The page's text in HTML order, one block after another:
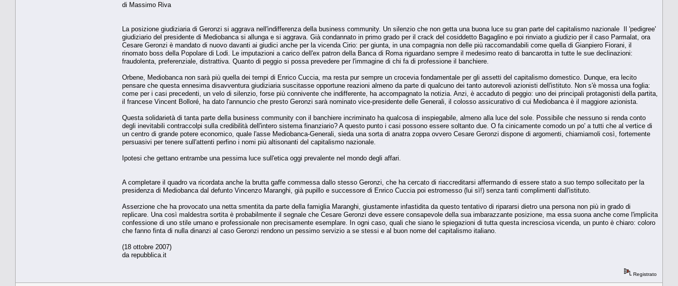
di Massimo Riva
La posizione giudiziaria di Geronzi si aggrava nell'indifferenza della business community. Un silenzio che non getta una buona luce su gran parte del capitalismo nazionale Il 'pedigree'
giudiziario del presidente di Mediobanca si allunga e si aggrava. Già condannato in primo grado per il crack del cosiddetto Bagaglino e poi rinviato a giudizio per il caso Parmalat, ora
Cesare Geronzi è mandato di nuovo davanti ai giudici anche per la vicenda Cirio: per giunta, in una compagnia non delle più raccomandabili come quella di Gianpiero Fiorani, il
rinomato boss della Popolare di Lodi. Le imputazioni a carico dell'ex patron della Banca di Roma riguardano sempre il medesimo reato di bancarotta in tutte le sue declinazioni:
fraudolenta, preferenziale, distrattiva. Quanto di peggio si possa prevedere per l'immagine di chi fa di professione il banchiere.
Orbene, Mediobanca non sarà più quella dei tempi di Enrico Cuccia, ma resta pur sempre un crocevia fondamentale per gli assetti del capitalismo domestico. Dunque, era lecito
pensare che questa ennesima disavventura giudiziaria suscitasse opportune reazioni almeno da parte di qualcuno dei tanto autorevoli azionisti dell'istituto. Non s'è mossa una foglia:
come per i casi precedenti, un velo di silenzio, forse più connivente che indifferente, ha accompagnato la notizia. Anzi, è accaduto di peggio: uno dei principali protagonisti della partita,
il francese Vincent Bolloré, ha dato l'annuncio che presto Geronzi sarà nominato vice-presidente delle Generali, il colosso assicurativo di cui Mediobanca è il maggiore azionista.
Questa solidarietà di tanta parte della business community con il banchiere incriminato ha qualcosa di inspiegabile, almeno alla luce del sole. Possibile che nessuno si renda conto
degli inevitabili contraccolpi sulla credibilità dell'intero sistema finanziario? A questo punto i casi possono essere soltanto due. O fa cinicamente comodo un po' a tutti che al vertice di
un centro di grande potere economico, quale l'asse Mediobanca-Generali, sieda una sorta di anatra zoppa ovvero Cesare Geronzi dispone di argomenti, chiamiamoli così, fortemente
persuasivi per tenere sull'attenti perfino i nomi più altisonanti del capitalismo nazionale.
Ipotesi che gettano entrambe una pessima luce sull'etica oggi prevalente nel mondo degli affari.
A completare il quadro va ricordata anche la brutta gaffe commessa dallo stesso Geronzi, che ha cercato di riaccreditarsi affermando di essere stato a suo tempo sollecitato per la
presidenza di Mediobanca dal defunto Vincenzo Maranghi, già pupillo e successore di Enrico Cuccia poi estromesso (lui sì!) senza tanti complimenti dall'istituto.
Asserzione che ha provocato una netta smentita da parte della famiglia Maranghi, giustamente infastidita da questo tentativo di ripararsi dietro una persona non più in grado di
replicare. Una così maldestra sortita è probabilmente il segnale che Cesare Geronzi deve essere consapevole della sua imbarazzante posizione, ma essa suona anche come l'implicita
confessione di uno stile umano e professionale non precisamente esemplare. In ogni caso, quali che siano le spiegazioni di tutta questa incresciosa vicenda, un punto è chiaro: coloro
che fanno finta di nulla dinanzi al caso Geronzi rendono un pessimo servizio a se stessi e al buon nome del capitalismo italiano.
(18 ottobre 2007)
da repubblica.it
Registrato